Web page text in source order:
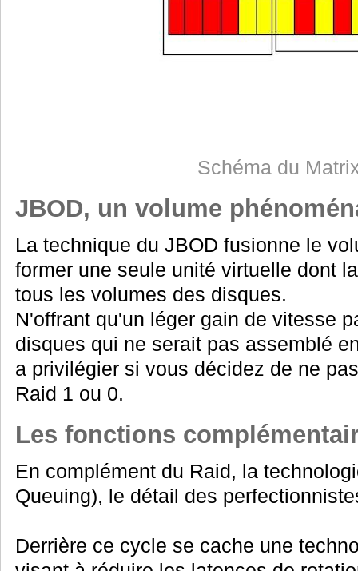
Schéma du
JBOD, un volume
La technique du JBOD fusionne le
former une seule unité virtuelle dont
tous les volumes des disques.
N'offrant qu'un léger gain de vitesse
disques qui ne serait pas assemblé
a privilégier si vous décidez de ne
Raid 1 ou 0.
Les fonctions
En complément du Raid, la
Queuing), le détail des
Derrière ce cycle se cache une